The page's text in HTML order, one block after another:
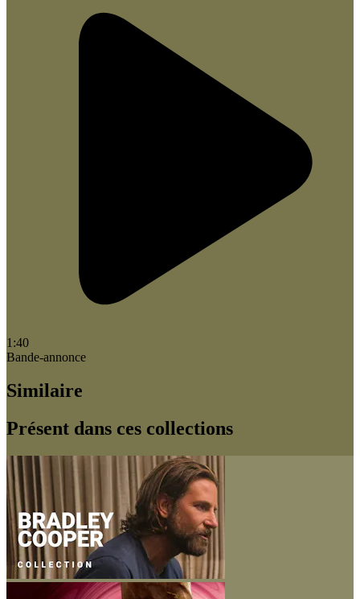
1:40
Bande-annonce
Similaire
Présent dans ces collections